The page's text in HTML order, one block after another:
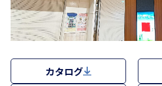
カタログ